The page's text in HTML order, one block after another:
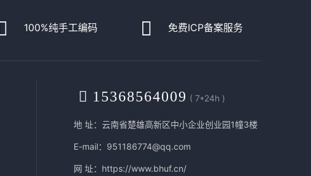
100%纯手工编码 免费ICP备案服务
15368564009 ( 7*24h )
地 址：云南省楚雄高新区中小企业创业园1幢3楼
E-mail：951186774@qq.com
网 址： https://www.bhuf.cn/